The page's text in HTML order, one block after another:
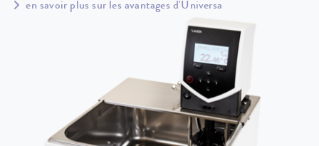
en savoir plus sur les avantages d'Universa